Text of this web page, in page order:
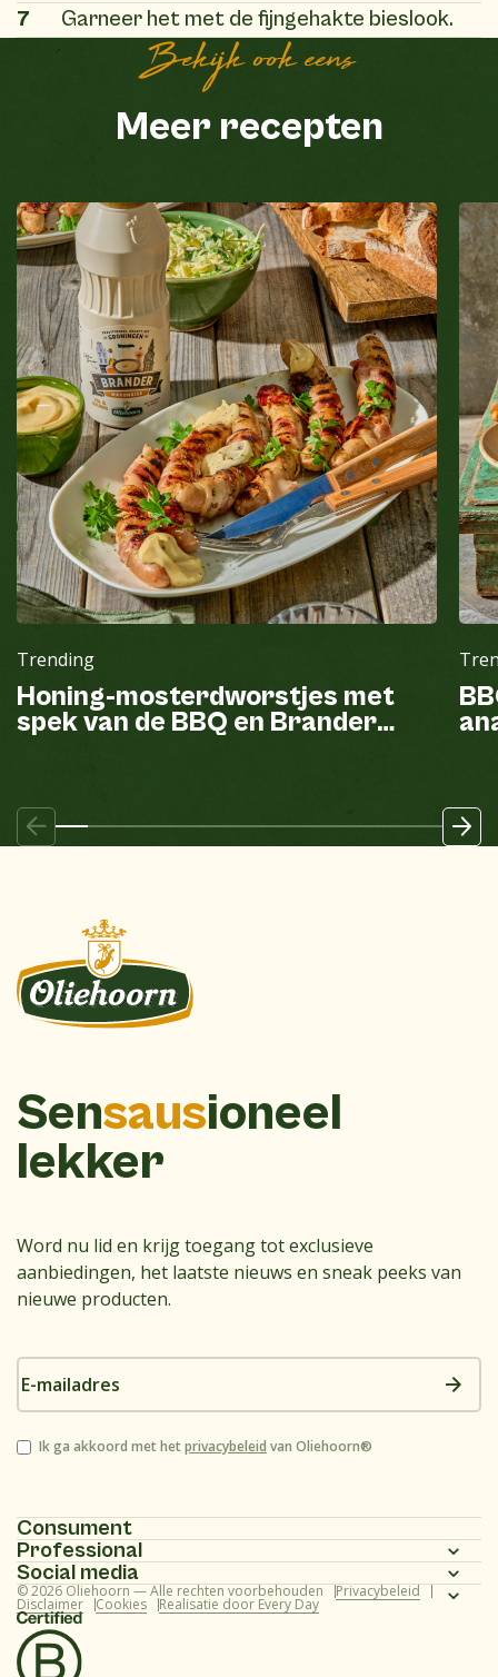
7
Garneer het met de fijngehakte bieslook.
Bekijk ook eens
Meer recepten
Trending
Honing-mosterdworstjes met
spek van de BBQ en Brander
Sensausioneel
lekker
Word nu lid en krijg toegang tot exclusieve
aanbiedingen, het laatste nieuws en sneak peeks van
nieuwe producten.
E-
mailadres
Instemming
Ik ga akkoord met hetprivacybeleid van Oliehoorn®
Consument
Homepagina
Assortiment
Recepten
Professional
Homepagina
Assortiment
Recepten
Social media
Instagram
Facebook
© 2026 Oliehoorn — Alle rechten voorbehouden Privacybeleid
Disclaimer Cookies Realisatie door Every Day